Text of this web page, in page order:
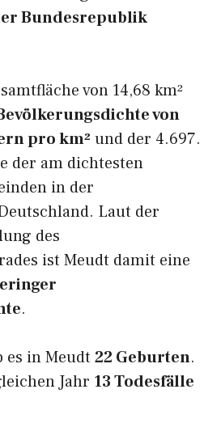
Bundesrepublik
von 14,68 km²
von
pro km² und der 4.697.
der am dichtesten
in der
Laut der
des
ist Meudt damit eine
.
es in Meudt 22 Geburten.
Jahr 13 Todesfälle